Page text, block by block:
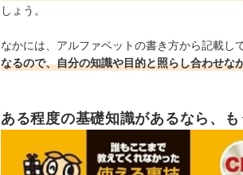
しょう。
なかには、アルファベットの書き方から記載し
なるので、自分の知識や目的と照らし合わせな
ある程度の基礎知識があるなら、